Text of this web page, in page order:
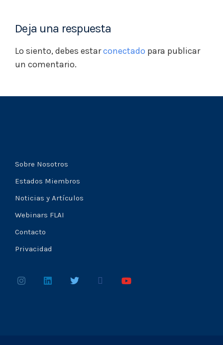
Deja una respuesta
Lo siento, debes estarconectado para publicar
un comentario.
Sobre Nosotros
Estados Miembros
Noticias y Artículos
Webinars FLAI
Contacto
Privacidad